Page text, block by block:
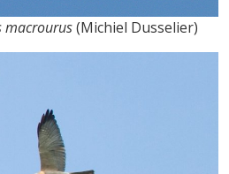
macrourus(Michiel Dusselier)